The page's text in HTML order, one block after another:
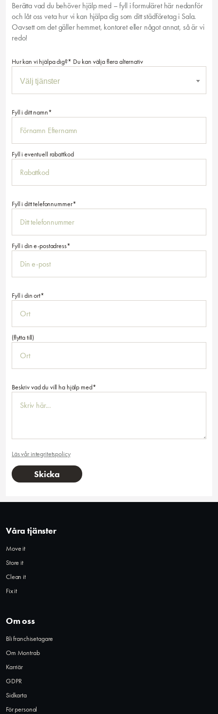
Berätta vad du behöver hjälp med – fyll i formuläret här nedanför
och låt oss veta hur vi kan hjälpa dig som ditt städföretag i Sala.
Oavsett om det gäller hemmet, kontoret eller något annat, så är vi
redo!
Hur kan vi hjälpa dig?* Du kan välja flera alternativ
Fyll i ditt namn*
Fyll i eventuell rabattkod
Fyll i ditt telefonnummer*
Fyll i din e-postadress*
Fyll i din ort*
(flytta till)
Beskriv vad du vill ha hjälp med*
Läs vår integritetspolicy
Våra tjänster
Move it
Store it
Clean it
Fix it
Om oss
Bli franchisetagare
Om Montrab
Karriär
GDPR
Sidkarta
För personal